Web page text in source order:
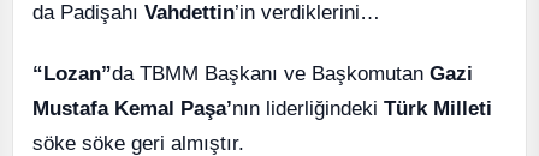
da Padişahı Vahdettin’in verdiklerini…
“Lozan”da TBMM Başkanı ve Başkomutan Gazi
Mustafa Kemal Paşa’nın liderliğindeki Türk Milleti
söke söke geri almıştır.